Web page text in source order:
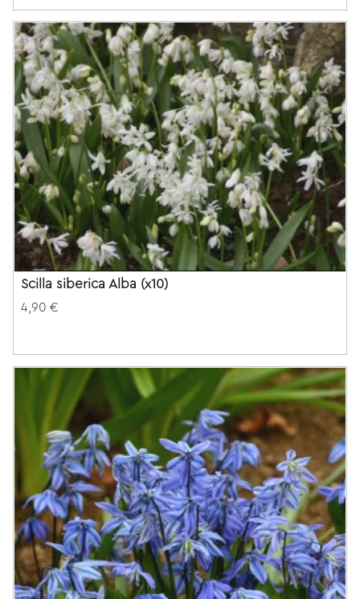
Scilla siberica Alba (x10)
4,90 €